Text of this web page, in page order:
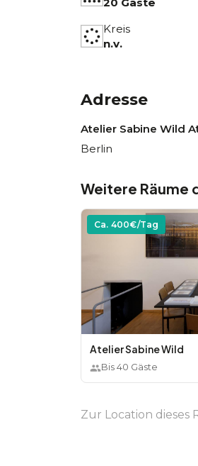
Kreis
n.v.
Adresse
Atelier Sabine Wild
Berlin
Weitere Räume
Ca. 400€/Tag
Atelier Sabine Wild
Bis40 Gäste
Zur Location dieses